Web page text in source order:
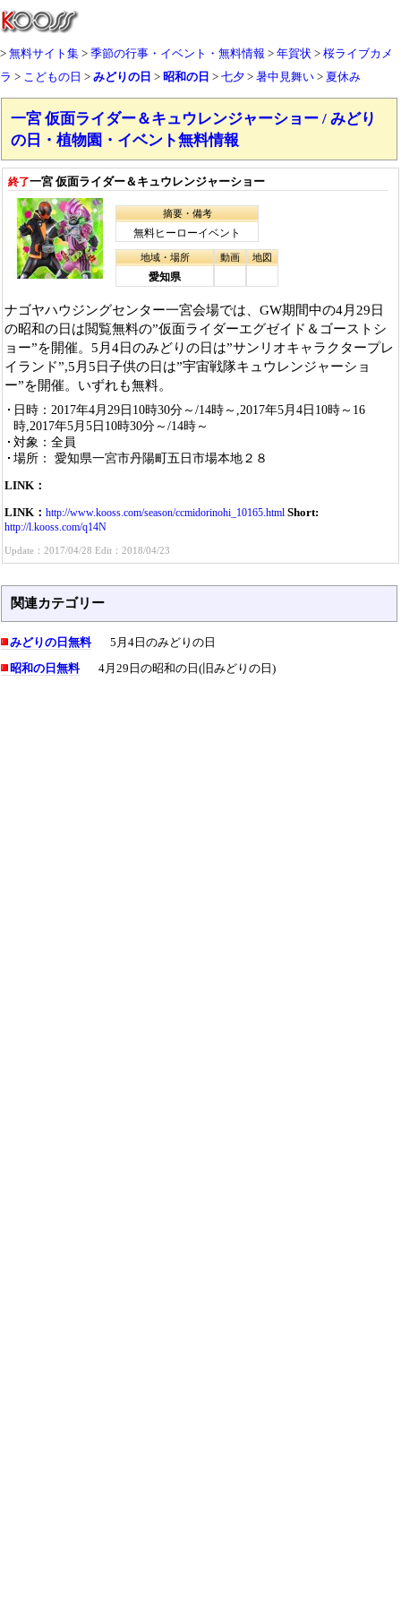
無料サイト集 季節の行事・イベント・無料情報 年賀状
桜ライブカメ
ラ
こどもの日 みどりの日 昭和の日 七夕 暑中見舞い 夏休み
一宮 仮面ライダー＆キュウレンジャーショー / みどり
の日・植物園・イベント無料情報
終了一宮 仮面ライダー＆キュウレンジャーショー
摘要・備考
無料ヒーローイベント
地域・場所
愛知県
動画 地図
ナゴヤハウジングセンター一宮会場では、GW期間中の4月29日
の昭和の日は閲覧無料の”仮面ライダーエグゼイド＆ゴーストシ
ョー”を開催。5月4日のみどりの日は”サンリオキャラクタープレ
イランド”,5月5日子供の日は”宇宙戦隊キュウレンジャーショ
ー”を開催。いずれも無料。
日時：2017年4月29日10時30分～/14時～,2017年5月4日10時～16
時,2017年5月5日10時30分～/14時～
対象：全員
場所： 愛知県一宮市丹陽町五日市場本地２８
LINK：
LINK： http://www.kooss.com/season/ccmidorinohi_10165.html Short:
http://l.kooss.com/q14N
Update：2017/04/28 Edit：2018/04/23
関連カテゴリー
みどりの日無料
5月4日のみどりの日
昭和の日無料
4月29日の昭和の日(旧みどりの日)